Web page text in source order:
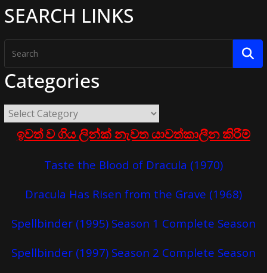
SEARCH LINKS
Categories
ඉවත් ව ගිය ලින්ක් නැවත යාවත්කාලීන කිරීම්
Taste the Blood of Dracula (1970)
Dracula Has Risen from the Grave (1968)
Spellbinder (1995) Season 1 Complete Season
Spellbinder (1997) Season 2 Complete Season